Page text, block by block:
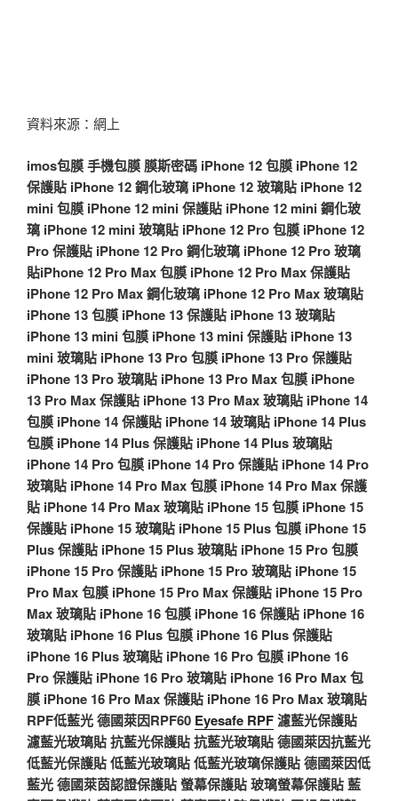
資料來源：網上
imos包膜手機包膜膜斯密碼 iPhone 12 包膜 iPhone 12
保護貼 iPhone 12 鋼化玻璃 iPhone 12 玻璃貼 iPhone 12
mini 包膜 iPhone 12 mini 保護貼 iPhone 12 mini 鋼化玻
璃 iPhone 12 mini 玻璃貼 iPhone 12 Pro 包膜 iPhone 12
Pro 保護貼 iPhone 12 Pro 鋼化玻璃 iPhone 12 Pro 玻璃
貼iPhone 12 Pro Max 包膜 iPhone 12 Pro Max 保護貼
iPhone 12 Pro Max 鋼化玻璃 iPhone 12 Pro Max 玻璃貼
iPhone 13 包膜 iPhone 13 保護貼 iPhone 13 玻璃貼
iPhone 13 mini 包膜 iPhone 13 mini 保護貼 iPhone 13
mini 玻璃貼 iPhone 13 Pro 包膜 iPhone 13 Pro 保護貼
iPhone 13 Pro 玻璃貼 iPhone 13 Pro Max 包膜 iPhone
13 Pro Max 保護貼 iPhone 13 Pro Max 玻璃貼 iPhone 14
包膜 iPhone 14 保護貼 iPhone 14 玻璃貼 iPhone 14 Plus
包膜 iPhone 14 Plus 保護貼 iPhone 14 Plus 玻璃貼
iPhone 14 Pro 包膜 iPhone 14 Pro 保護貼 iPhone 14 Pro
玻璃貼 iPhone 14 Pro Max 包膜 iPhone 14 Pro Max 保護
貼 iPhone 14 Pro Max 玻璃貼 iPhone 15 包膜 iPhone 15
保護貼 iPhone 15 玻璃貼 iPhone 15 Plus 包膜 iPhone 15
Plus 保護貼 iPhone 15 Plus 玻璃貼 iPhone 15 Pro 包膜
iPhone 15 Pro 保護貼 iPhone 15 Pro 玻璃貼 iPhone 15
Pro Max 包膜 iPhone 15 Pro Max 保護貼 iPhone 15 Pro
Max 玻璃貼 iPhone 16 包膜 iPhone 16 保護貼 iPhone 16
玻璃貼 iPhone 16 Plus 包膜 iPhone 16 Plus 保護貼
iPhone 16 Plus 玻璃貼 iPhone 16 Pro 包膜 iPhone 16
Pro 保護貼 iPhone 16 Pro 玻璃貼 iPhone 16 Pro Max 包
膜 iPhone 16 Pro Max 保護貼 iPhone 16 Pro Max 玻璃貼
RPF低藍光德國萊因RPF60 Eyesafe RPF濾藍光保護貼
濾藍光玻璃貼抗藍光保護貼抗藍光玻璃貼德國萊因抗藍光
低藍光保護貼低藍光玻璃貼低藍光玻璃保護貼德國萊因低
藍光德國萊茵認證保護貼螢幕保護貼玻璃螢幕保護貼藍